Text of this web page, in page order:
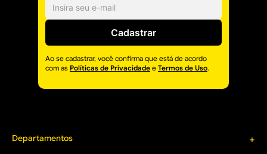
Cadastrar
Ao se cadastrar, você confirma que está de acordo
com as Políticas de Privacidade e Termos de Uso.
Departamentos +